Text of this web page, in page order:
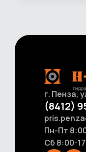
Насосы ручные
г. Пенза,
(8412)
Пн-Пт
Сб 8:00-